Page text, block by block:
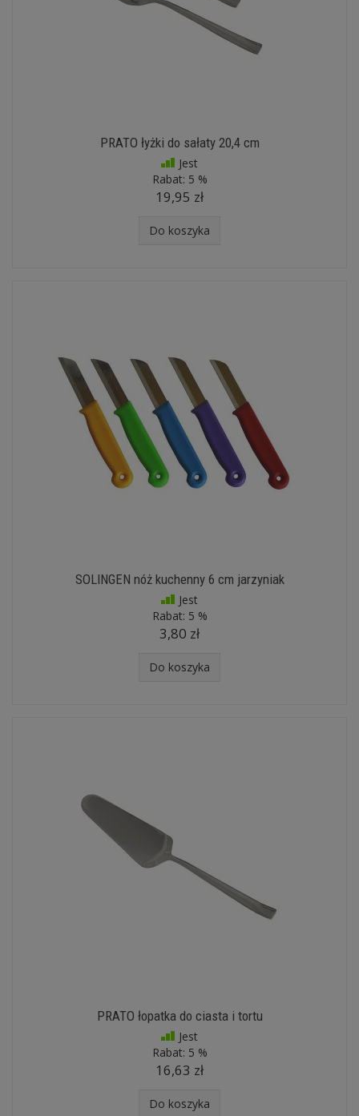
PRATO łyżki do sałaty 20,4 cm
Jest
Rabat: 5 %
19,95 zł
Do koszyka
SOLINGEN nóż kuchenny 6 cm jarzyniak
Jest
Rabat: 5 %
3,80 zł
Do koszyka
PRATO łopatka do ciasta i tortu
Jest
Rabat: 5 %
16,63 zł
Do koszyka